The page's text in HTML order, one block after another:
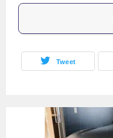
Tweet